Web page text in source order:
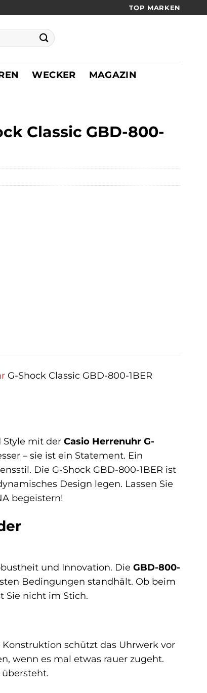
TOP MARKEN
WECKER MAGAZIN
Classic GBD-800-
G-Shock Classic GBD-800-1BER
Style mit der Casio Herrenuhr G-
– sie ist ein Statement. Ein
Die G-Shock GBD-800-1BER ist
Design legen. Lassen Sie
begeistern!
und Innovation. Die GBD-800-
Bedingungen standhält. Ob beim
Sie nicht im Stich.
Konstruktion schützt das Uhrwerk vor
wenn es mal etwas rauer zugeht.
übersteht.